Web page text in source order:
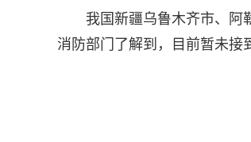
我国新疆乌鲁木齐市、阿
消防部门了解到，目前暂未接